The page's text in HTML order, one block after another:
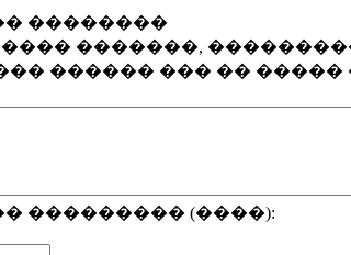
��������
���� �������,
������ ��� ��
��������� (����):